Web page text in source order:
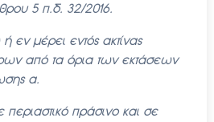
5 π.δ. 32/2016.
εν μέρει εντός ακτίνας
από τα όρια των εκτάσεων
α.
περιαστικό πράσινο και σε